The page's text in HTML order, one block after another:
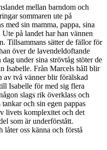
mellan barndom och
sommaren ute på
med sin mamma, pappa, sina
på landet har han vännen
Tillsammans sätter de fällor för
över de lavendeldoftande
under sina strövtåg stöter de
Isabelle. Från Marcels håll blir
av två vänner blir förälskad
Isabelle för med sig flera
slags rik överklass och
och sin egen pappas
livets komplexitet och det
som är underförstått.
låter oss känna och förstå